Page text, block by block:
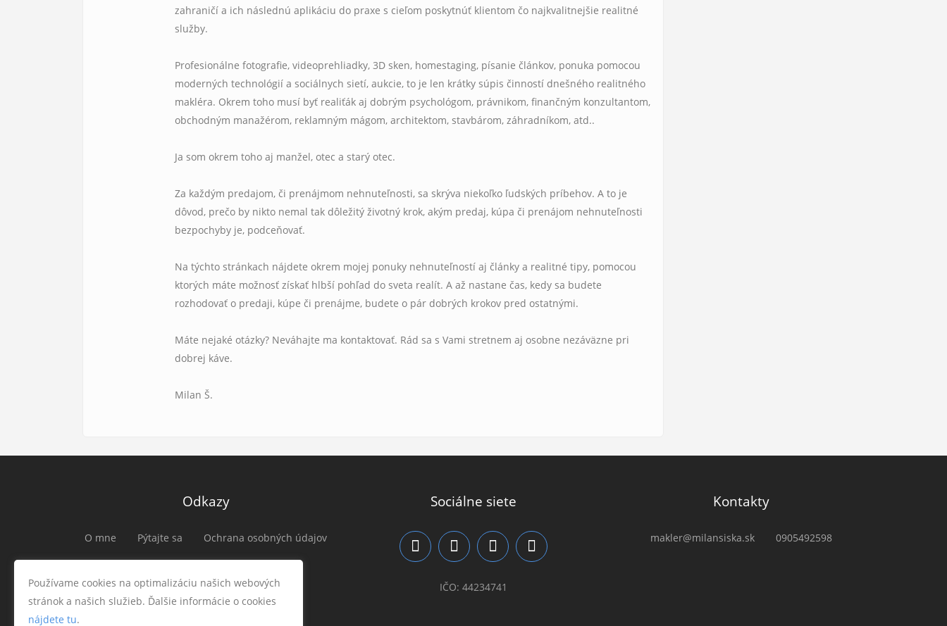
zahraničí a ich následnú aplikáciu do praxe s cieľom poskytnúť klientom čo najkvalitnejšie realitné
služby.
Profesionálne fotografie, videoprehliadky, 3D sken, homestaging, písanie článkov, ponuka pomocou
moderných technológií a sociálnych sietí, aukcie, to je len krátky súpis činností dnešného realitného
makléra. Okrem toho musí byť realiťák aj dobrým psychológom, právnikom, finančným konzultantom,
obchodným manažérom, reklamným mágom, architektom, stavbárom, záhradníkom, atd..
Ja som okrem toho aj manžel, otec a starý otec.
Za každým predajom, či prenájmom nehnuteľnosti, sa skrýva niekoľko ľudských príbehov. A to je
dôvod, prečo by nikto nemal tak dôležitý životný krok, akým predaj, kúpa či prenájom nehnuteľnosti
bezpochyby je, podceňovať.
Na týchto stránkach nájdete okrem mojej ponuky nehnuteľností aj články a realitné tipy, pomocou
ktorých máte možnosť získať hlbší pohľad do sveta realít. A až nastane čas, kedy sa budete
rozhodovať o predaji, kúpe či prenájme, budete o pár dobrých krokov pred ostatnými.
Máte nejaké otázky? Neváhajte ma kontaktovať. Rád sa s Vami stretnem aj osobne nezáväzne pri
dobrej káve.
Milan Š.
Odkazy
O mne Pýtajte sa Ochrana osobných údajov
Sociálne siete Kontakty
makler@milansiska.sk 0905492598
IČO: 44234741
Používame cookies na optimalizáciu našich webových
stránok a našich služieb. Ďalšie informácie o cookies
nájdete tu.